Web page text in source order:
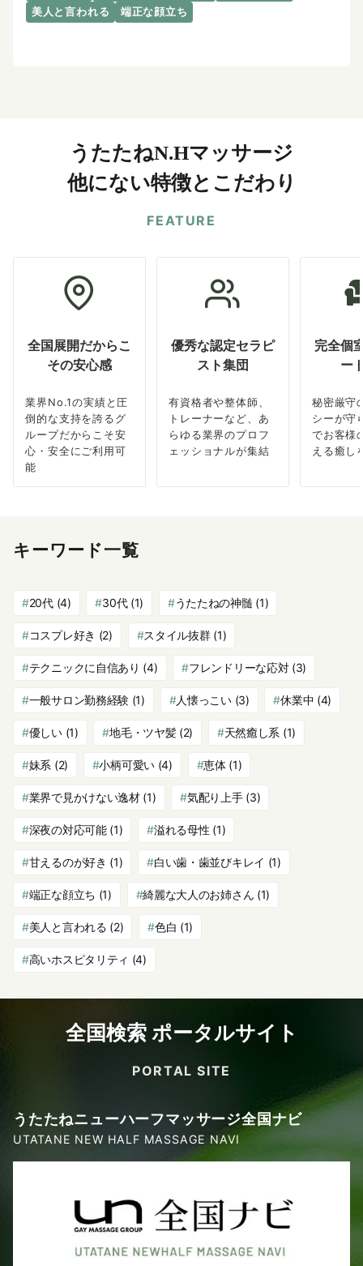
美人と言われる
端正な顔立ち
うたたねN.Hマッサージ
他にない特徴とこだわり
FEATURE
全国展開だからこ
その安心感
業界No.1の実績と圧
倒的な支持を誇るグ
ループだからこそ安
心・安全にご利用可
能
優秀な認定セラピ
スト集団
有資格者や整体師、
トレーナーなど、あ
らゆる業界のプロフ
ェッショナルが集結
完全個
ー
秘密厳守
シーが守
でお客様
える癒し
キーワード一覧
20代(4) 30代(1) うたたねの神髄 (1)
コスプレ好き (2) スタイル抜群(1)
テクニックに自信あり (4) フレンドリーな応対(3)
一般サロン勤務経験 (1) 人懐っこい(3) 休業中 (4)
優しい(1) 地毛・ツヤ髪(2) 天然癒し系 (1)
妹系 (2) 小柄可愛い(4) 恵体(1)
業界で見かけない逸材(1) 気配り上手(3)
深夜の対応可能(1) 溢れる母性 (1)
甘えるのが好き (1) 白い歯・歯並びキレイ (1)
端正な顔立ち (1) 綺麗な大人のお姉さん (1)
美人と言われる (2) 色白 (1)
高いホスピタリティ (4)
全国検索 ポータルサイト
PORTAL SITE
うたたねニューハーフマッサージ全国ナビ
UTATANE NEW HALF MASSAGE NAVI